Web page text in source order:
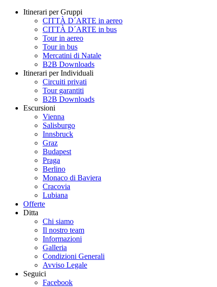
Itinerari per Gruppi
CITTÀ D´ARTE in aereo
CITTÀ D´ARTE in bus
Tour in aereo
Tour in bus
Mercatini di Natale
B2B Downloads
Itinerari per Individuali
Circuiti privati
Tour garantiti
B2B Downloads
Escursioni
Vienna
Salisburgo
Innsbruck
Graz
Budapest
Praga
Berlino
Monaco di Baviera
Cracovia
Lubiana
Offerte
Ditta
Chi siamo
Il nostro team
Informazioni
Galleria
Condizioni Generali
Avviso Legale
Seguici
Facebook